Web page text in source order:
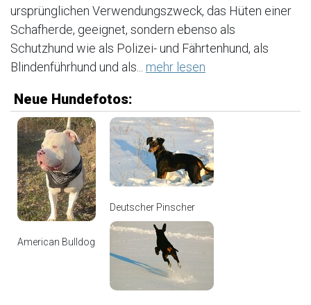
ursprünglichen Verwendungszweck, das Hüten einer
Schafherde, geeignet, sondern ebenso als
Schutzhund wie als Polizei- und Fährtenhund, als
Blindenführhund und als... mehr lesen
Neue Hundefotos:
American Bulldog
Deutscher Pinscher